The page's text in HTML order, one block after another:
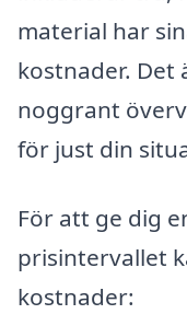
material har
kostnader.
noggrant
för just din
För att ge dig
prisintervallet
kostnader: